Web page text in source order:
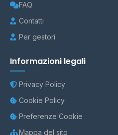
FAQ
Contatti
Per gestori
Informazioni legali
Privacy Policy
Cookie Policy
Preferenze Cookie
Mappa del sito